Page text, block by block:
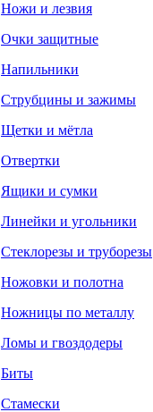
Ножи и лезвия
Очки защитные
Напильники
Струбцины и зажимы
Щетки и мётла
Отвертки
Ящики и сумки
Линейки и угольники
Стеклорезы и труборезы
Ножовки и полотна
Ножницы по металлу
Ломы и гвоздодеры
Биты
Стамески